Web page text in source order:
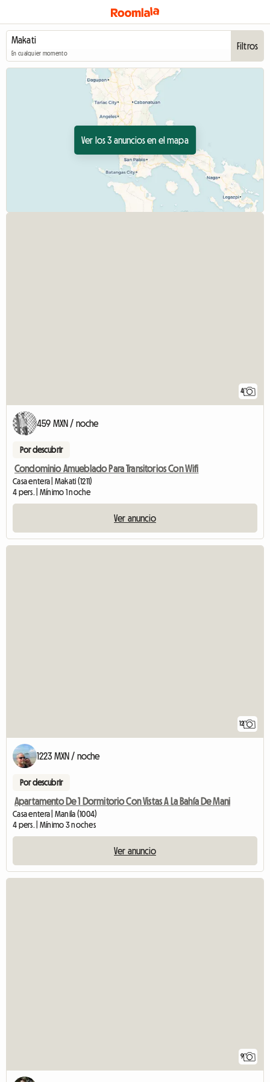
En cualquier momento
Filtros
Ver los 3 anuncios en el mapa
4
459 MXN / noche
Por descubrir
Condominio Amueblado Para Transitorios Con Wifi
Casa entera | Makati (1211)
4 pers. | Mínimo 1 noche
Ver anuncio
12
1223 MXN / noche
Por descubrir
Apartamento De 1 Dormitorio Con Vistas A La Bahía De Mani
Casa entera | Manila (1004)
4 pers. | Mínimo 3 noches
Ver anuncio
9